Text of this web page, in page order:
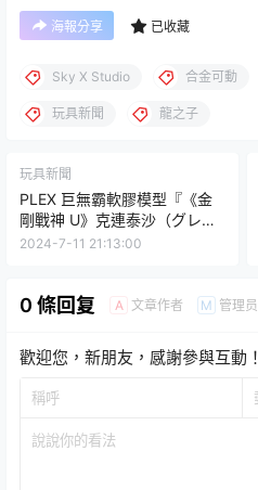
海報分享 已收藏
Sky X Studio 合金可動
玩具新聞 龍之子
玩具新聞
PLEX 巨無霸軟膠模型『《金
剛戰神 U》克連泰沙（グレン
ダイザー）』，新作造型大尺
2024-7-11 21:13:00
0 條回复 A 文章作者 M 管理员
歡迎您，新朋友，感謝參與互動！